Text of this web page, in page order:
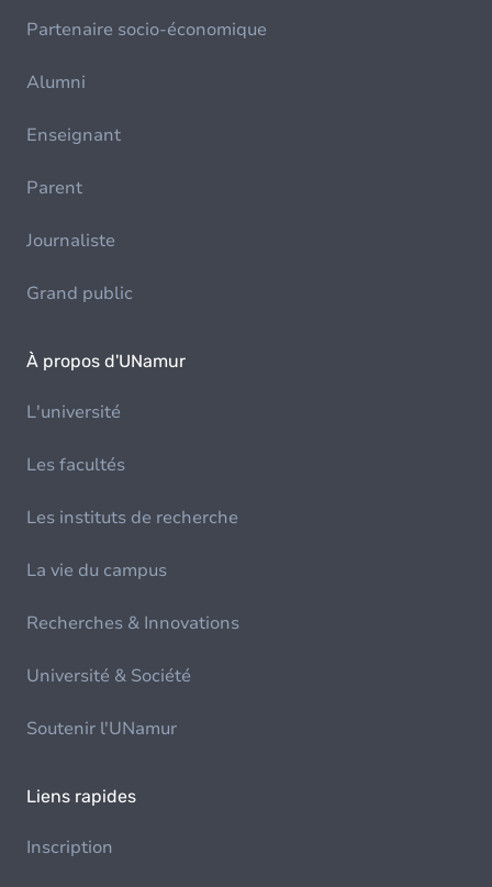
Partenaire socio-économique
Alumni
Enseignant
Parent
Journaliste
Grand public
À propos d'UNamur
L'université
Les facultés
Les instituts de recherche
La vie du campus
Recherches & Innovations
Université & Société
Soutenir l'UNamur
Liens rapides
Inscription